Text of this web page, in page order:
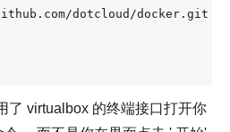
dotcloud/docker.git
了 virtualbox 的终端接口打开你